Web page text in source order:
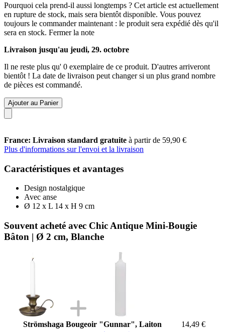
Pourquoi cela prend-il aussi longtemps ? Cet article est actuellement
en rupture de stock, mais sera bientôt disponible. Vous pouvez
toujours le commander maintenant : le produit sera expédié dès qu'il
sera en stock. Fermer la note
Livraison jusqu'au jeudi, 29. octobre
Il ne reste plus qu' 0 exemplaire de ce produit. D'autres arriveront
bientôt ! La date de livraison peut changer si un plus grand nombre
de pièces est commandé.
Ajouter au Panier
France: Livraison standard gratuite à partir de 59,90 €
Plus d'informations sur l'envoi et la livraison
Caractéristiques et avantages
Design nostalgique
Avec anse
Ø 12 x L 14 x H 9 cm
Souvent acheté avec Chic Antique Mini-Bougie
Bâton | Ø 2 cm, Blanche
Strömshaga Bougeoir "Gunnar", Laiton
14,49 €